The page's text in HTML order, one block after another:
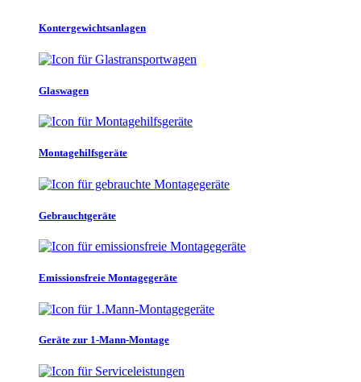
Kontergewichtsanlagen
Glaswagen
Montagehilfsgeräte
Gebrauchtgeräte
Emissionsfreie Montagegeräte
Geräte zur 1-Mann-Montage